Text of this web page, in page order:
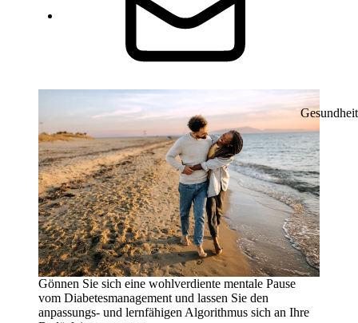
Gesundheit
Gönnen Sie sich eine wohlverdiente mentale Pause
vom Diabetesmanagement und lassen Sie den
anpassungs- und lernfähigen Algorithmus sich an Ihre